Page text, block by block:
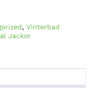
, Vinterbad
Jackor